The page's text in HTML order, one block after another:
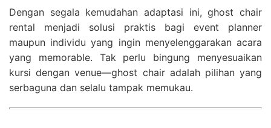
Dengan segala kemudahan adaptasi ini, ghost chair
rental menjadi solusi praktis bagi event planner
maupun individu yang ingin menyelenggarakan acara
yang memorable. Tak perlu bingung menyesuaikan
kursi dengan venue—ghost chair adalah pilihan yang
serbaguna dan selalu tampak memukau.